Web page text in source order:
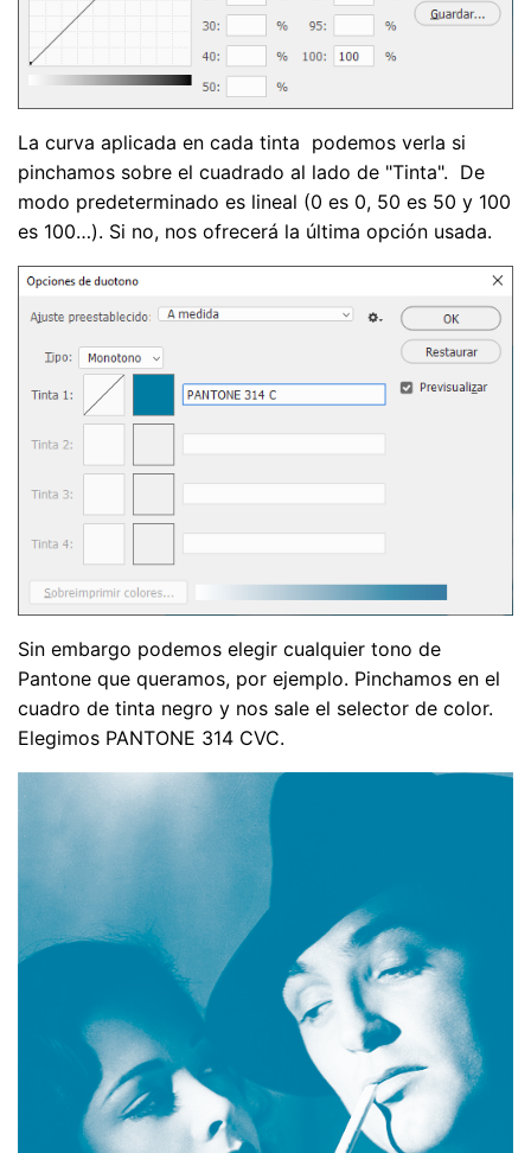
La curva aplicada en cada tinta podemos verla si
pinchamos sobre el cuadrado al lado de "Tinta". De
modo predeterminado es lineal (0 es 0, 50 es 50 y 100
es 100…). Si no, nos ofrecerá la última opción usada.
Sin embargo podemos elegir cualquier tono de
Pantone que queramos, por ejemplo. Pinchamos en el
cuadro de tinta negro y nos sale el selector de color.
Elegimos PANTONE 314 CVC.